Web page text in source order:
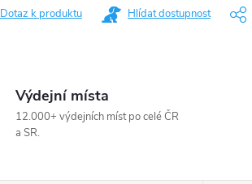
Dotaz k produktu Hlídat dostupnost
Výdejní místa
12.000+ výdejních míst po celé ČR
a SR.